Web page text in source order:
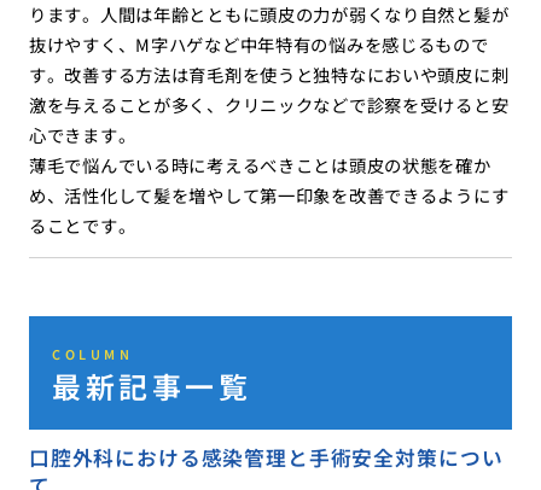
ります。人間は年齢とともに頭皮の力が弱くなり自然と髪が
抜けやすく、M字ハゲなど中年特有の悩みを感じるもので
す。改善する方法は育毛剤を使うと独特なにおいや頭皮に刺
激を与えることが多く、クリニックなどで診察を受けると安
心できます。
薄毛で悩んでいる時に考えるべきことは頭皮の状態を確か
め、活性化して髪を増やして第一印象を改善できるようにす
ることです。
COLUMN
最新記事一覧
口腔外科における感染管理と手術安全対策につい